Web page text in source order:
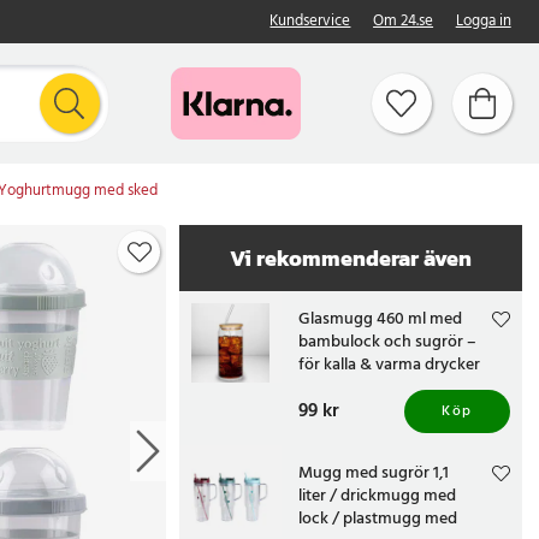
Kundservice Om 24.se Logga in
med sked
Vi rekommenderar även
Glasmugg 460 ml med
bambulock och sugrör –
för kalla & varma drycker
Pris:99 kr
99 kr Köp
Mugg med sugrör 1,1
liter / drickmugg med
lock / plastmugg med